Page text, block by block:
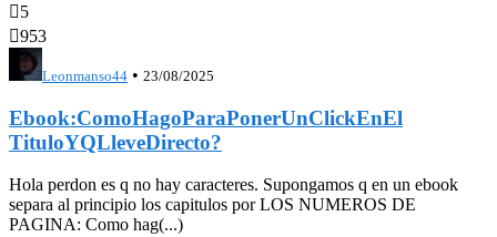
5
953
Leonmanso44 • 23/08/2025
Ebook:ComoHagoParaPonerUnClickEnEl
TituloYQLleveDirecto?
Hola perdon es q no hay caracteres. Supongamos q en un ebook
separa al principio los capitulos por LOS NUMEROS DE
PAGINA: Como hag(...)